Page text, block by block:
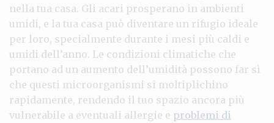
nella tua casa. Gli acari prosperano in ambienti
umidi, e la tua casa può diventare un rifugio ideale
per loro, specialmente durante i mesi più caldi e
umidi dell’anno. Le condizioni climatiche che
portano ad un aumento dell’umidità possono far sì
che questi microorganismi si moltiplichino
rapidamente, rendendo il tuo spazio ancora più
vulnerabile a eventuali allergie e problemi di